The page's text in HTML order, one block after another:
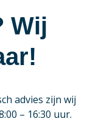
Wij
advies zijn wij
– 16:30 uur.